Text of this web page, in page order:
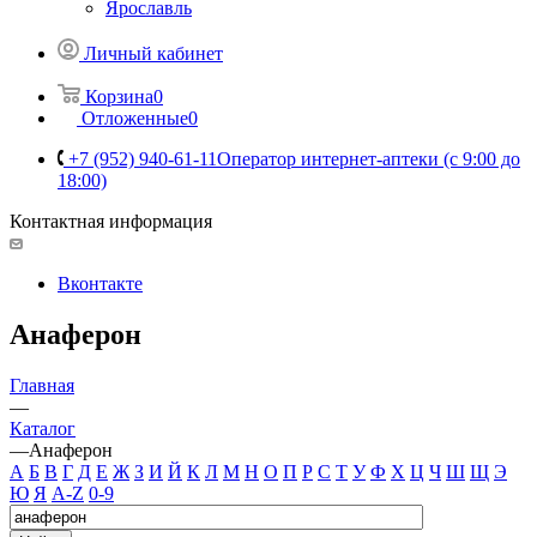
Ярославль
Личный кабинет
Корзина0
Отложенные0
+7 (952) 940-61-11Оператор интернет-аптеки (с 9:00 до
18:00)
Контактная информация
Вконтакте
Анаферон
Главная
—
Каталог
—Анаферон
А Б В Г Д Е Ж З И Й К Л М Н О П Р С Т У Ф Х Ц Ч Ш Щ Э
Ю Я A-Z 0-9